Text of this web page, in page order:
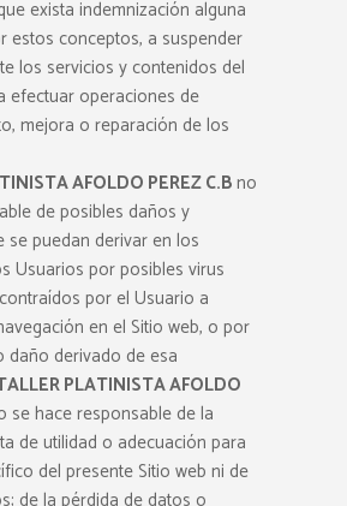
exista indemnización alguna
estos conceptos, a suspender
los servicios y contenidos del
efectuar operaciones de
mejora o reparación de los
AFOLDO PEREZ C.Bno
de posibles daños y
se puedan derivar en los
Usuarios por posibles virus
por el Usuario a
en el Sitio web, o por
daño derivado de esa
PLATINISTA AFOLDO
se hace responsable de la
de utilidad o adecuación para
del presente Sitio web ni de